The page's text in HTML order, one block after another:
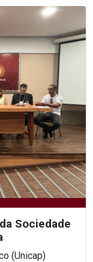
Sociedade
(Unicap)